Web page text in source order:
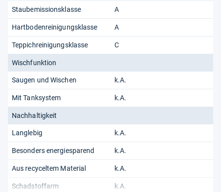
Staubemissionsklasse A
Hartbodenreinigungsklasse A
Teppichreinigungsklasse C
Wischfunktion
Saugen und Wischen k.A.
Mit Tanksystem k.A.
Nachhaltigkeit
Langlebig k.A.
Besonders energiesparend k.A.
Aus recyceltem Material k.A.
Schadstoffarm k.A.